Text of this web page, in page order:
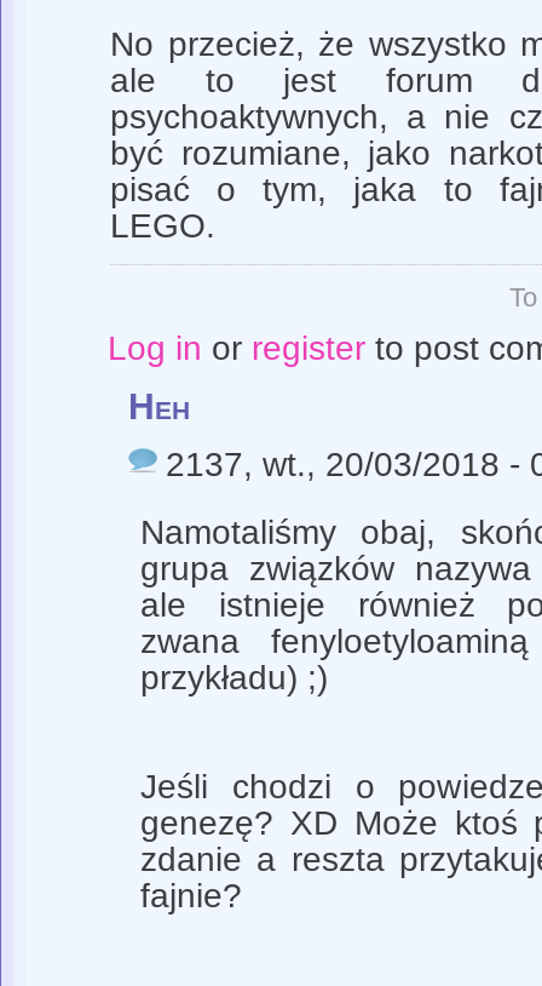
No przecież, że wszystko
ale to jest forum
psychoaktywnych, a nie
być rozumiane, jako
pisać o tym, jaka to
LEGO.
Log in or registerto post
Heh
2137, wt., 20/03/2018 -
Namotaliśmy obaj,
grupa związków
ale istnieje również
zwana
przykładu) ;)
Jeśli chodzi o
genezę? XD Może ktoś
zdanie a reszta
fajnie?